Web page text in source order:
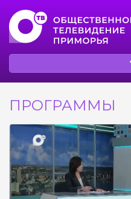
ПРОГРАММЫ